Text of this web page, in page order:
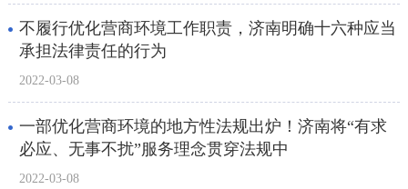
不履行优化营商环境工作职责，济南明确十六种应当
承担法律责任的行为
2022-03-08
一部优化营商环境的地方性法规出炉！济南将“有求
必应、无事不扰”服务理念贯穿法规中
2022-03-08